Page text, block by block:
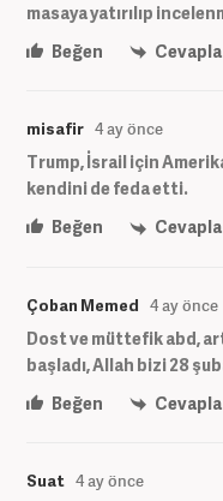
masaya yatırılıp
Beğen
Cevapla
misafir 4 ay önce
Trump, İsrail için
kendini de feda etti.
Beğen
Cevapla
Çoban Memed 4 ay önce
Dost ve müttefik abd,
başladı, Allah bizi 28
Beğen
Cevapla
Suat 4 ay önce